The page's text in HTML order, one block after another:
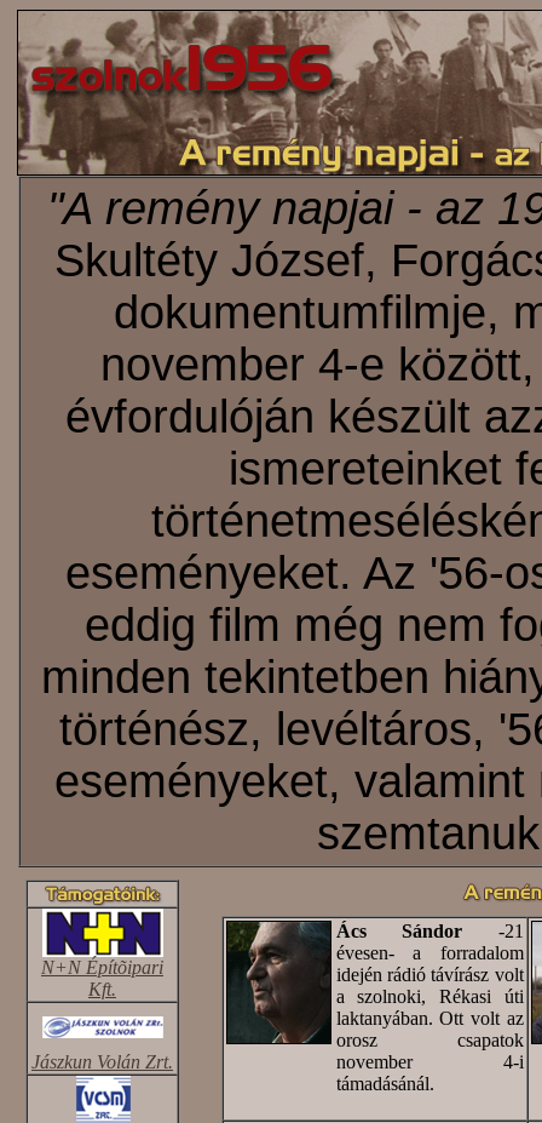
"A remény napjai - az
Skultéty József,
dokumentumfilmje,
november 4-e
évfordulóján készült
ismereteinket
eseményeket. Az '56-
eddig film még nem
minden tekintetben
történész, levéltáros,
eseményeket,
N+N Építõipari
Kft.
Jászkun Volán Zrt.
Ács Sándor -21
évesen- a forradalom
idején rádió távírász volt
a szolnoki, Rékasi úti
laktanyában. Ott volt az
orosz csapatok
november 4-i
támadásánál.